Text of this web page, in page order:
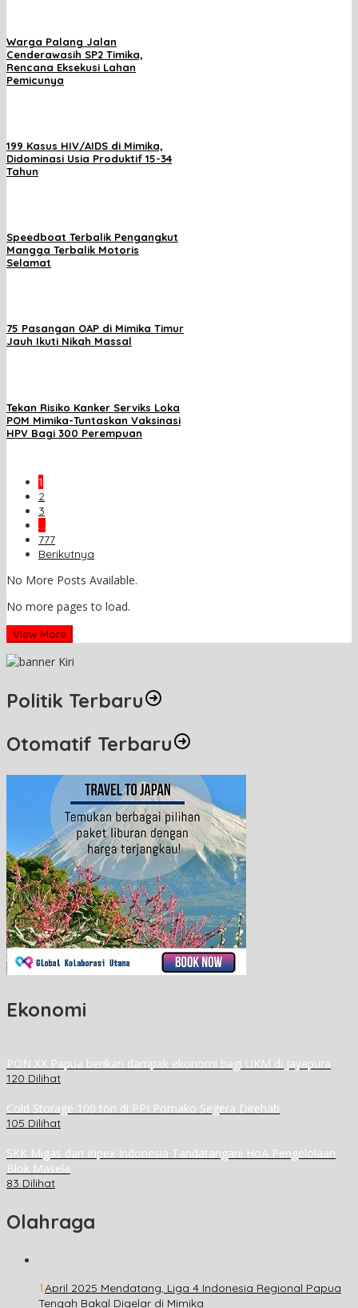
Warga Palang Jalan
Cenderawasih SP2 Timika,
Rencana Eksekusi Lahan
Pemicunya
199 Kasus HIV/AIDS di Mimika,
Didominasi Usia Produktif 15-34
Tahun
Speedboat Terbalik Pengangkut
Mangga Terbalik Motoris
Selamat
75 Pasangan OAP di Mimika Timur
Jauh Ikuti Nikah Massal
Tekan Risiko Kanker Serviks Loka
POM Mimika-Tuntaskan Vaksinasi
HPV Bagi 300 Perempuan
1
2
3
…
777
Berikutnya
No More Posts Available.
No more pages to load.
View More
Politik Terbaru
Otomatif Terbaru
Ekonomi
PON XX Papua berikan dampak ekonomi bagi UKM di Jayapura
120 Dilihat
Cold Storage 100 ton di PPI Pomako Segera Direhab
105 Dilihat
SKK Migas dan Inpex Indonesia Tandatangani HoA Pengelolaan
Blok Masela
83 Dilihat
Olahraga
1April 2025 Mendatang, Liga 4 Indonesia Regional Papua
Tengah Bakal Digelar di Mimika